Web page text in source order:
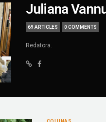
Juliana
69 ARTICLES 0 COMMENTS
Redatora.